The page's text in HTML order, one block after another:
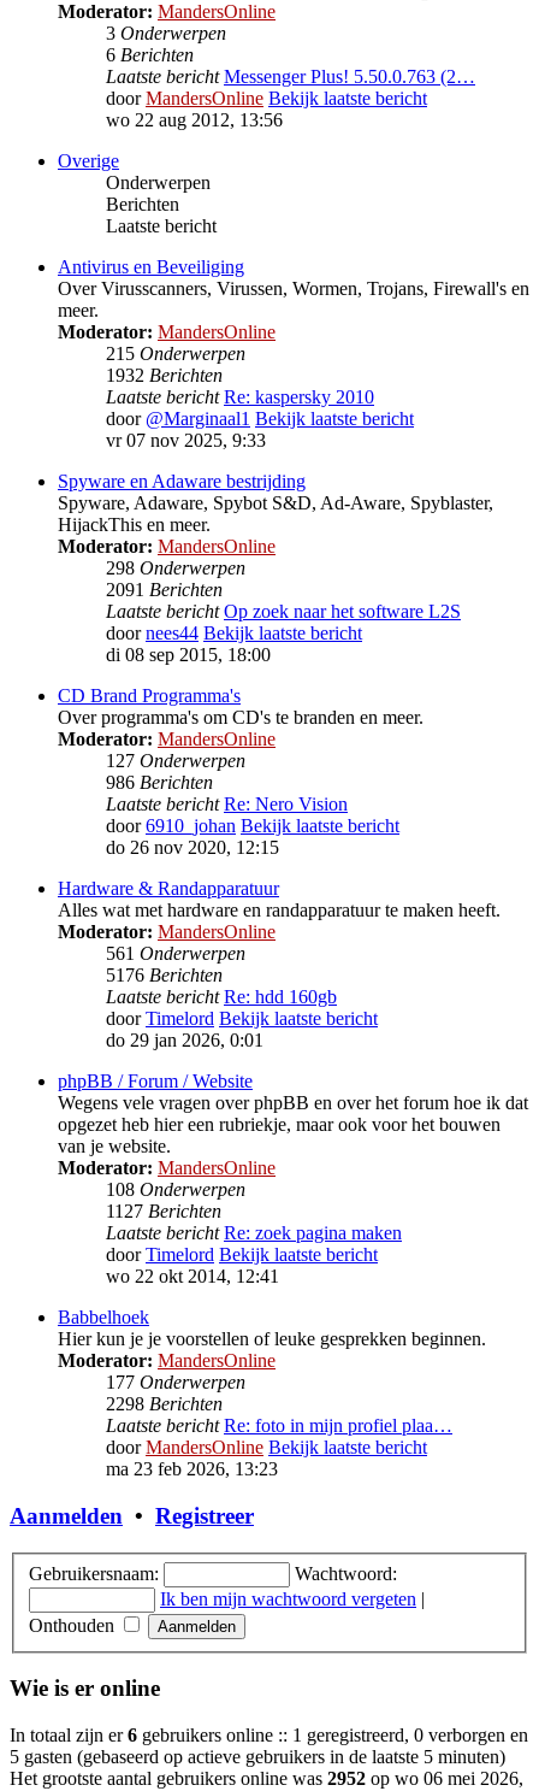
Moderator: MandersOnline
3 Onderwerpen
6 Berichten
Laatste bericht Messenger Plus! 5.50.0.763 (2…
doorMandersOnline Bekijk laatste bericht
wo 22 aug 2012, 13:56
Overige
Onderwerpen
Berichten
Laatste bericht
Antivirus en Beveiliging
Over Virusscanners, Virussen, Wormen, Trojans, Firewall's en
meer.
Moderator: MandersOnline
215 Onderwerpen
1932 Berichten
Laatste bericht Re: kaspersky 2010
door @Marginaal1 Bekijk laatste bericht
vr 07 nov 2025, 9:33
Spyware en Adaware bestrijding
Spyware, Adaware, Spybot S&D, Ad-Aware, Spyblaster,
HijackThis en meer.
Moderator: MandersOnline
298 Onderwerpen
2091 Berichten
Laatste bericht Op zoek naar het software L2S
doornees44 Bekijk laatste bericht
di 08 sep 2015, 18:00
CD Brand Programma's
Over programma's om CD's te branden en meer.
Moderator: MandersOnline
127 Onderwerpen
986 Berichten
Laatste bericht Re: Nero Vision
door6910_johan Bekijk laatste bericht
do 26 nov 2020, 12:15
Hardware & Randapparatuur
Alles wat met hardware en randapparatuur te maken heeft.
Moderator: MandersOnline
561 Onderwerpen
5176 Berichten
Laatste bericht Re: hdd 160gb
doorTimelord Bekijk laatste bericht
do 29 jan 2026, 0:01
phpBB / Forum / Website
Wegens vele vragen over phpBB en over het forum hoe ik dat
opgezet heb hier een rubriekje, maar ook voor het bouwen
van je website.
Moderator: MandersOnline
108 Onderwerpen
1127 Berichten
Laatste bericht Re: zoek pagina maken
doorTimelord Bekijk laatste bericht
wo 22 okt 2014, 12:41
Babbelhoek
Hier kun je je voorstellen of leuke gesprekken beginnen.
Moderator: MandersOnline
177 Onderwerpen
2298 Berichten
Laatste bericht Re: foto in mijn profiel plaa…
doorMandersOnline Bekijk laatste bericht
ma 23 feb 2026, 13:23
Aanmelden • Registreer
Gebruikersnaam:
Wachtwoord:
Ik ben mijn wachtwoord vergeten |
Onthouden
Wie is er online
In totaal zijn er6 gebruikers online :: 1 geregistreerd, 0 verborgen en
5 gasten (gebaseerd op actieve gebruikers in de laatste 5 minuten)
Het grootste aantal gebruikers online was 2952 op wo 06 mei 2026,